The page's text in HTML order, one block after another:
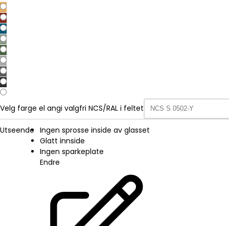
Velg farge el angi valgfri NCS/RAL i feltet
Utseende
Ingen sprosse inside av glasset
Glatt innside
Ingen sparkeplate
Endre